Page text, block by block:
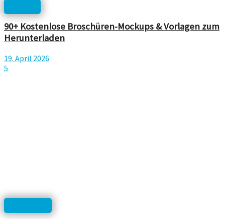
90+ Kostenlose Broschüren-Mockups & Vorlagen zum
Herunterladen
19. April 2026
5